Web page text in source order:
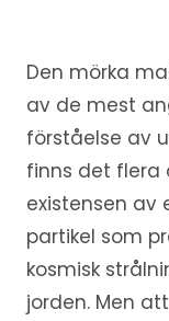
Den mörka
av de mest
förståelse av
finns det flera
existensen av
partikel som
kosmisk
jorden. Men